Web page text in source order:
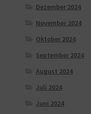
Dezember 2024
November 2024
Oktober 2024
September 2024
August 2024
Juli 2024
Juni 2024